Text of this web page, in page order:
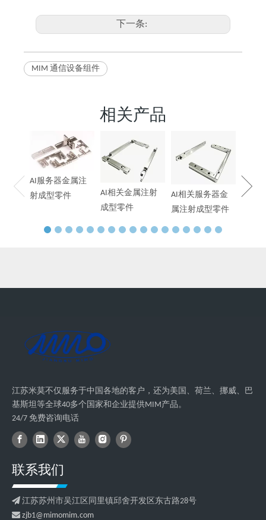
下一条:
MIM 通信设备组件
相关产品
AI服务器金属注
射成型零件
AI相关金属注射
成型零件
AI相关服务器金
属注射成型零件
江苏米莫不仅服务于中国各地的客户，还为美国、荷兰、挪威、巴
基斯坦等全球40多个国家和企业提供MIM产品。
24/7 免费咨询电话
联系我们
 江苏苏州市吴江区同里镇邱舍开发区东古路28号
 zjb1@mimomim.com